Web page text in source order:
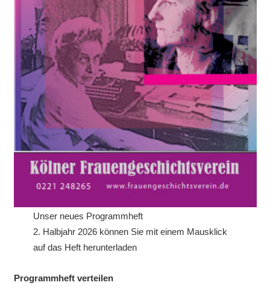
Unser neues Programmheft
2. Halbjahr 2026 können Sie mit einem Mausklick
auf das Heft herunterladen
Programmheft verteilen